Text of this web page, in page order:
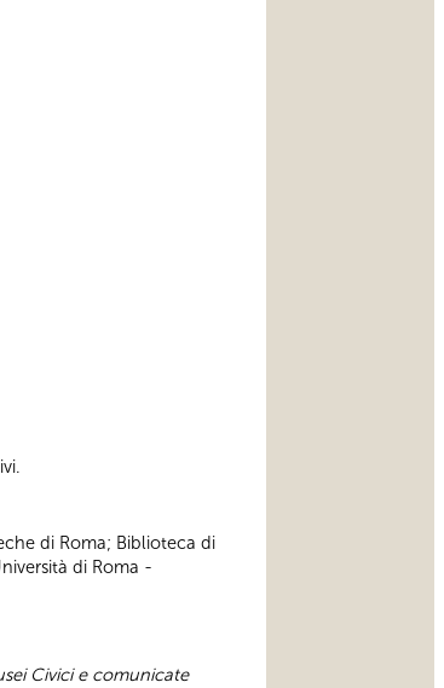
di Roma; Biblioteca di
di Roma -
Civici e comunicate